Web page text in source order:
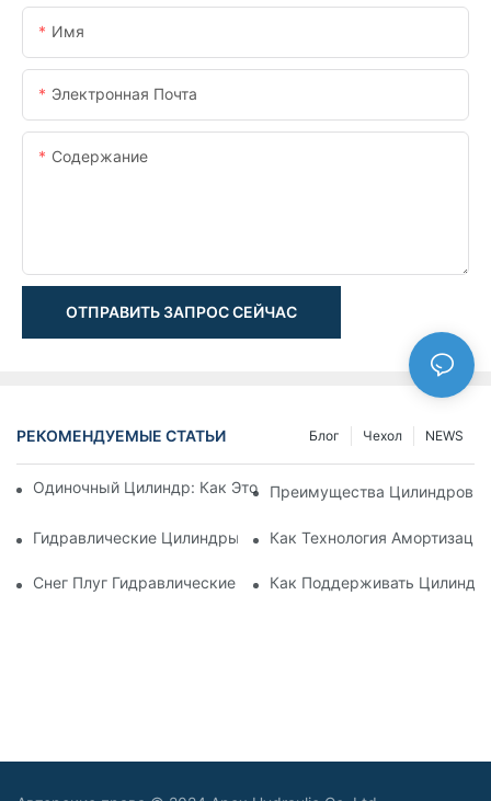
Имя
Электронная Почта
Содержание
ОТПРАВИТЬ ЗАПРОС СЕЙЧАС
РЕКОМЕНДУЕМЫЕ СТАТЬИ NEWS
Чехол
Блог
Одиночный Цилиндр: Как Это Работает & Общие
Преимущества Цилиндров
Гидравлические Цилиндры С Амортизацией:
Как Технология
Снег Плуг Гидравлические Цилиндры: Основные
Как Поддерживать Цилиндр